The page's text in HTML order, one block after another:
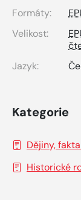
Formáty:
Velikost:
Jazyk:
Kategorie
Dějiny,
Historické